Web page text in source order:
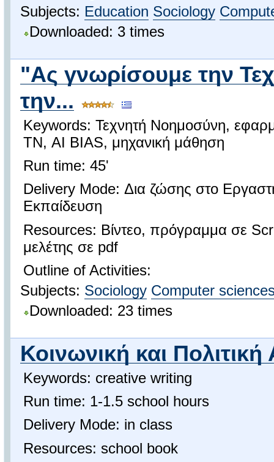
Subjects: Education Sociology
Downloaded: 3 times
"Ας γνωρίσουμε την
την...
Keywords: Τεχνητή Νοημοσύνη,
ΤΝ, AI BIAS, μηχανική μάθηση
Run time: 45'
Delivery Mode: Δια ζώσης στο
Εκπαίδευση
Resources: Βίντεο, πρόγραμμα σε
μελέτης σε pdf
Outline of Activities:
Subjects: Sociology Computer
Downloaded: 23 times
Κοινωνική και
Keywords: creative writing
Run time: 1-1.5 school hours
Delivery Mode: in class
Resources: school book